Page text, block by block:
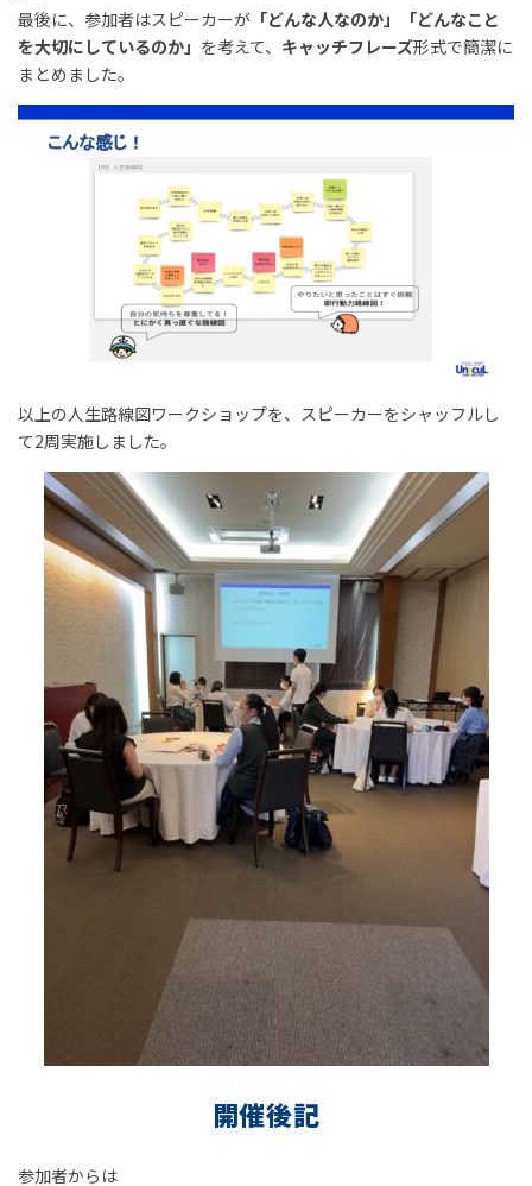
最後に、参加者はスピーカーが 「どんな人なのか」「どんなこと
を大切にしているのか」 を考えて、 キャッチフレーズ形式で簡潔に
まとめました。
以上の人生路線図ワークショップを、スピーカーをシャッフルし
て2周実施しました。
開催後記
参加者からは